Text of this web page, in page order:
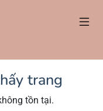
trang
tồn tại.